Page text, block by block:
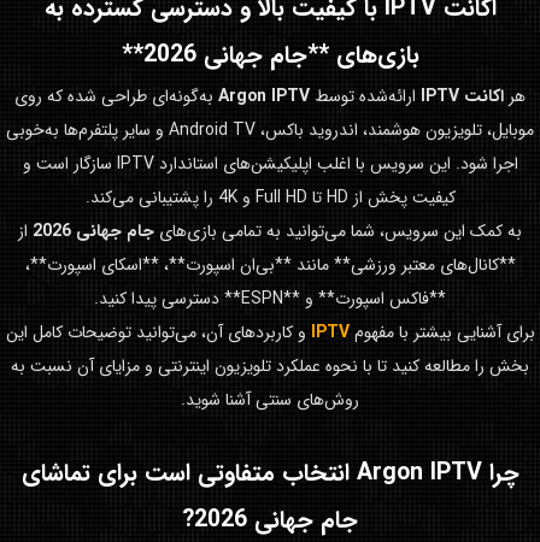
اکانت IPTV با کیفیت بالا و دسترسی گسترده به
بازی‌های **جام جهانی 2026**
هر اکانت IPTV ارائه‌شده توسط Argon IPTV به‌گونه‌ای طراحی شده که روی
موبایل، تلویزیون هوشمند، اندروید باکس، Android TV و سایر پلتفرم‌ها به‌خوبی
اجرا شود. این سرویس با اغلب اپلیکیشن‌های استاندارد IPTV سازگار است و
کیفیت پخش از HD تا Full HD و 4K را پشتیبانی می‌کند.
به کمک این سرویس، شما می‌توانید به تمامی بازی‌های جام جهانی 2026
از
**کانال‌های معتبر ورزشی** مانند **بی‌ان اسپورت**، **اسکای اسپورت**،
**فاکس اسپورت** و **ESPN** دسترسی پیدا کنید.
برای آشنایی بیشتر با مفهومIPTV و کاربردهای آن، می‌توانید توضیحات کامل این
بخش را مطالعه کنید تا با نحوه عملکرد تلویزیون اینترنتی و مزایای آن نسبت به
روش‌های سنتی آشنا شوید.
چراArgon IPTV انتخاب متفاوتی است برای تماشای
جام جهانی 2026
?